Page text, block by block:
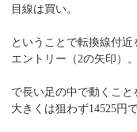
目線は買い。
ということで転換線付近
エントリー（2の矢印）。
で長い足の中で動くこ
大きくは狙わず14525円